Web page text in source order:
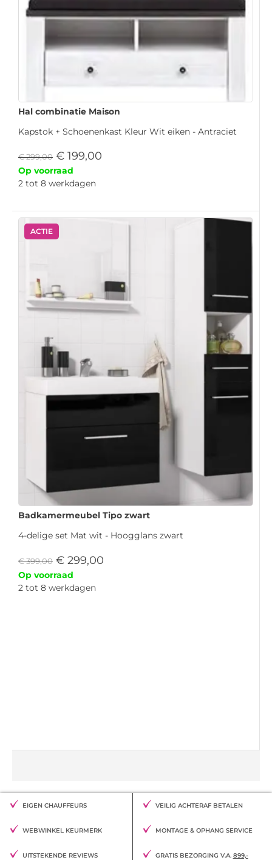
Hal combinatie Maison
Kapstok + Schoenenkast Kleur Wit eiken - Antraciet
€299,00 € 199,00
Op voorraad
2 tot 8 werkdagen
ACTIE
Badkamermeubel Tipo zwart
4-delige set Mat wit - Hoogglans zwart
€399,00 € 299,00
Op voorraad
2 tot 8 werkdagen
EIGEN CHAUFFEURS VEILIG ACHTERAF BETALEN
WEBWINKEL KEURMERK MONTAGE & OPHANG SERVICE
UITSTEKENDE REVIEWS GRATIS BEZORGING V.A. 899,-